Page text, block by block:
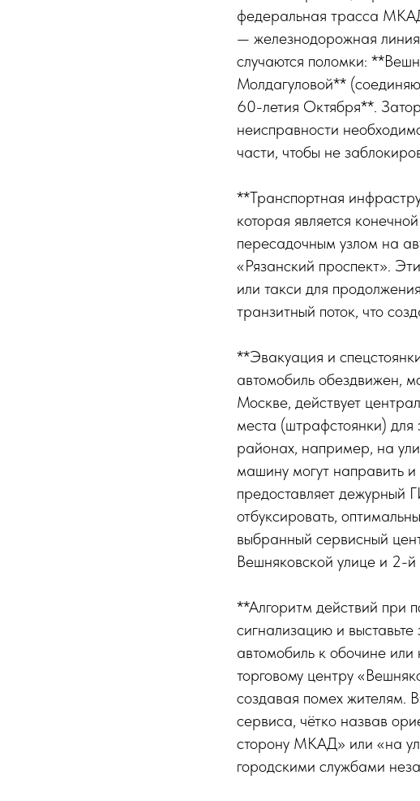
федеральная трасса
— железнодорожная
случаются поломки:
Молдагуловой**
60-летия Октября**.
неисправности
части, чтобы не
**Транспортная
которая является
пересадочным узлом на
«Рязанский проспект».
или такси для
транзитный поток, что
**Эвакуация и
автомобиль обездвижен,
Москве, действует
места (штрафстоянки)
районах, например, на
машину могут направить
предоставляет дежурный
отбуксировать,
выбранный сервисный
Вешняковской улице и 2-й
**Алгоритм действий при
сигнализацию и
автомобиль к обочине
торговому центру
создавая помех жителям.
сервиса, чётко назвав
сторону МКАД» или «на
городскими службами